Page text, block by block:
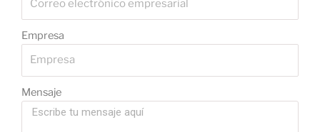
Empresa
Mensaje